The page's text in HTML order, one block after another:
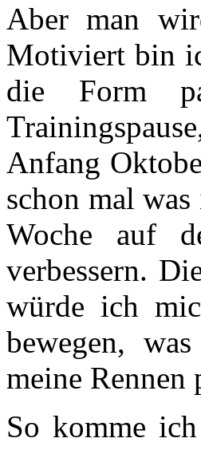
Aber man
Motiviert bin
die Form
Anfang
schon mal
Woche auf
verbessern.
würde ich
bewegen,
meine Rennen
So komme